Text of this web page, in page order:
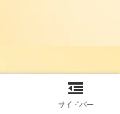
サイドバー